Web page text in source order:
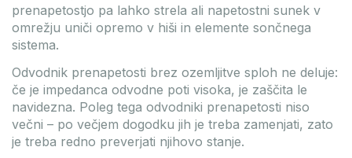
prenapetostjo pa lahko strela ali napetostni sunek v
omrežju uniči opremo v hiši in elemente sončnega
sistema.
Odvodnik prenapetosti brez ozemljitve sploh ne deluje:
če je impedanca odvodne poti visoka, je zaščita le
navidezna. Poleg tega odvodniki prenapetosti niso
večni – po večjem dogodku jih je treba zamenjati, zato
je treba redno preverjati njihovo stanje.